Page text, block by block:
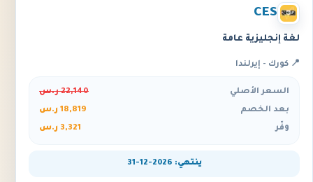
CES
لغة إنجليزية عامة
📍 كورك - إيرلندا
السعر الأصلي
22,140 ر.س
بعد الخصم
18,819 ر.س
وفّر
3,321 ر.س
ينتهي: 2026-12-31